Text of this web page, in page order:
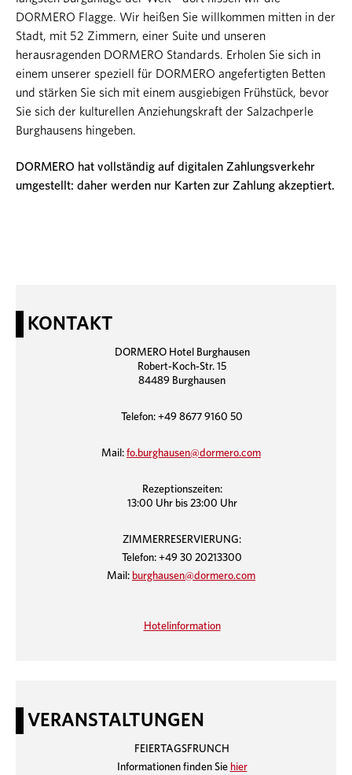
DORMERO Flagge. Wir heißen Sie willkommen mitten in der
Stadt, mit 52 Zimmern, einer Suite und unseren
herausragenden DORMERO Standards. Erholen Sie sich in
einem unserer speziell für DORMERO angefertigten Betten
und stärken Sie sich mit einem ausgiebigen Frühstück, bevor
Sie sich der kulturellen Anziehungskraft der Salzachperle
Burghausens hingeben.
DORMERO hat vollständig auf digitalen Zahlungsverkehr
umgestellt: daher werden nur Karten zur Zahlung akzeptiert.
KONTAKT
DORMERO Hotel Burghausen
Robert-Koch-Str. 15
84489 Burghausen
Telefon: +49 8677 9160 50
Mail: fo.burghausen@dormero.com
Rezeptionszeiten:
13:00 Uhr bis 23:00 Uhr
ZIMMERRESERVIERUNG:
Telefon: +49 30 20213300
Mail: burghausen@dormero.com
Hotelinformation
VERANSTALTUNGEN
FEIERTAGSFRUNCH
Informationen finden Sie hier